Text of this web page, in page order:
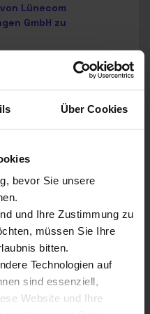
Über Cookies
bevor Sie unsere
und Ihre Zustimmung zu
müssen Sie Ihre
bitten.
Technologien auf
sind essenziell,
Website und Ihre
Lünecom
GmbH zu
jederzeit
zum
und
schützen und
und
GmbH zu.
klicken, stimmen Sie
personenbezogenen
um Ihnen die
zweckgebunden zur